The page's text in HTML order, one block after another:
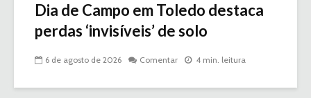
Dia de Campo em Toledo destaca
perdas ‘invisíveis’ de solo
6 de agosto de 2026 Comentar 4 min. leitura